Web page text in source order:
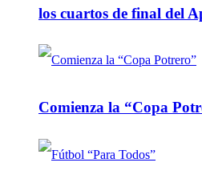
los cuartos de final del
Comienza la “Copa